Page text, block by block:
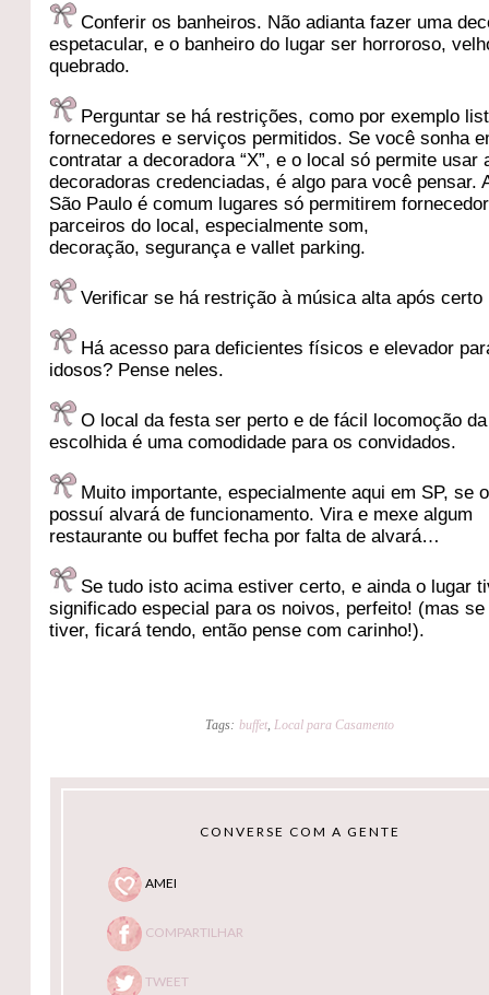
Conferir os banheiros. Não adianta fazer uma
espetacular, e o banheiro do lugar ser horroroso,
quebrado.
Perguntar se há restrições, como por exemplo
fornecedores e serviços permitidos. Se você sonha
contratar a decoradora “X”, e o local só permite usar
decoradoras credenciadas, é algo para você pensar.
São Paulo é comum lugares só permitirem
parceiros do local, especialmente som,
decoração, segurança e vallet parking.
Verificar se há restrição à música alta após certo
Há acesso para deficientes físicos e elevador
idosos? Pense neles.
O local da festa ser perto e de fácil locomoção
escolhida é uma comodidade para os convidados.
Muito importante, especialmente aqui em SP, se
possuí alvará de funcionamento. Vira e mexe algum
restaurante ou buffet fecha por falta de alvará…
Se tudo isto acima estiver certo, e ainda o lugar
significado especial para os noivos, perfeito! (mas se
tiver, ficará tendo, então pense com carinho!).
Tags: buffet,Local para Casamento
CONVERSE COM A GENTE
AMEI
COMPARTILHAR
TWEET